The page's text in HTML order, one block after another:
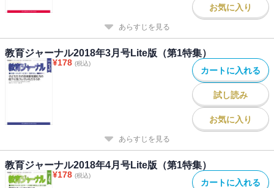
お気に入り
あらすじを見る
教育ジャーナル2018年3月号Lite版（第1特集）
¥178 (税込)
カートに入れる
試し読み
お気に入り
あらすじを見る
教育ジャーナル2018年4月号Lite版（第1特集）
¥178 (税込)
カートに入れる